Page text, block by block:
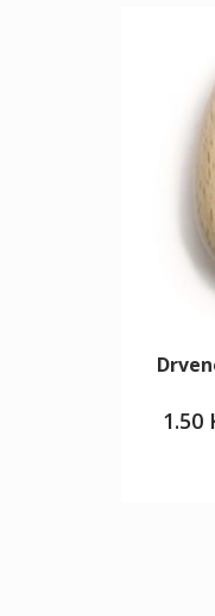
1.50